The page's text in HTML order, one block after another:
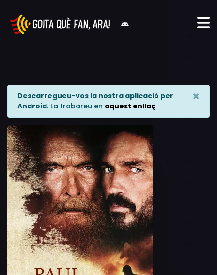
Descarregueu-vos la nostra aplicació per
Android. La trobareu en aquest enllaç
×